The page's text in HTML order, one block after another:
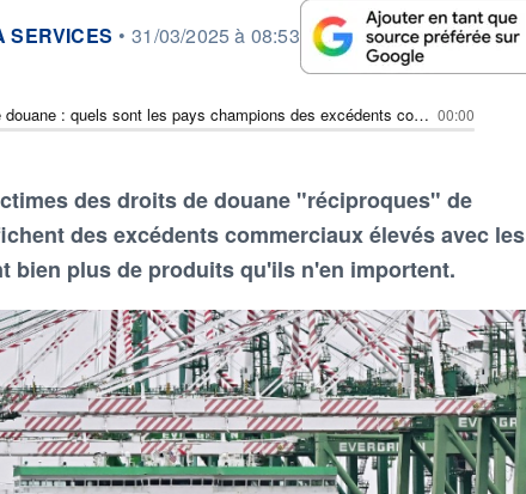
SERVICES • 31/03/2025 à 08:53
Droits de douane : quels sont les pays champions des excédents commerciaux avec les États-Unis? 00:00
des droits de douane "réciproques" de
des excédents commerciaux élevés avec les
bien plus de produits qu'ils n'en importent.